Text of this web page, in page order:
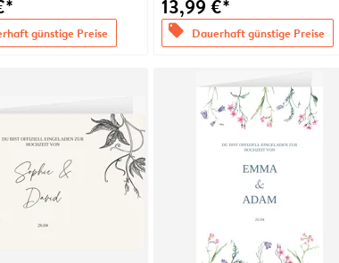
günstige Preise
13,99 €*
offers Dauerhaft günstige Preise